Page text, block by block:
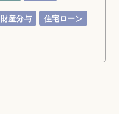
財産分与 住宅ローン